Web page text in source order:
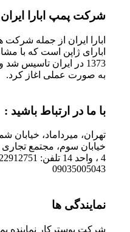
شرکت پمپ ابارا ایران
ابارا ایران از جمله
ابارای ژاپن است که با
به صورت عملی اغاز کرد.
با ما در ارتباط باشید :
تهران، میرداماد،
09035005043
نمایندگی ها
شرکت بوسترکار نماینده